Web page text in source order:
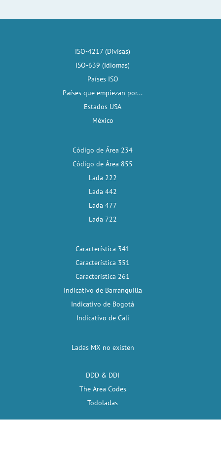
ISO-4217 (Divisas)
ISO-639 (Idiomas)
Países ISO
Países que empiezan por...
Estados USA
México
Código de Área 234
Código de Área 855
Lada 222
Lada 442
Lada 477
Lada 722
Característica 341
Característica 351
Característica 261
Indicativo de Barranquilla
Indicativo de Bogotá
Indicativo de Cali
Ladas MX no existen
DDD & DDI
The Area Codes
Todoladas